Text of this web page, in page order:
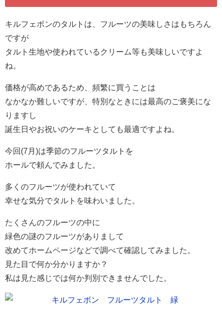
キルフェボンのタルトは、フルーツの美味しさはもちろん
ですが
タルト生地や使われているクリーム等も美味しいですよ
ね。
価格が高めであるため、頻繁に買うことは
なかなか難しいですが、特別なときには最高のご褒美にな
りますし
誕生日やお祝いのケーキとしても最適ですよね。
今回(7月)は季節のフルーツタルトを
ホールで頼んでみました。
多くのフルーツが使われていて
幸せな気分でタルトを味わいました。
たくさんのフルーツの中に
緑色の謎のフルーツがありまして
改めてホームページなどで調べて確認してみました。
見た目で何か分かりますか？
私は見た感じでは何か判別できませんでした。